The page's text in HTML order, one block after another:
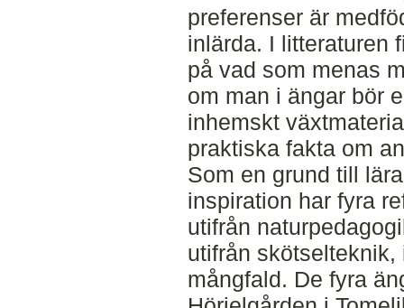
preferenser är
inlärda. I litteraturen
på vad som menas
om man i ängar bör
inhemskt
praktiska fakta om
Som en grund till
inspiration har fyra
utifrån
utifrån
mångfald. De fyra